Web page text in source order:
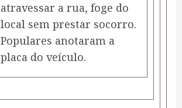
atravessar a rua, foge do
local sem prestar socorro.
Populares anotaram a
placa do veículo.